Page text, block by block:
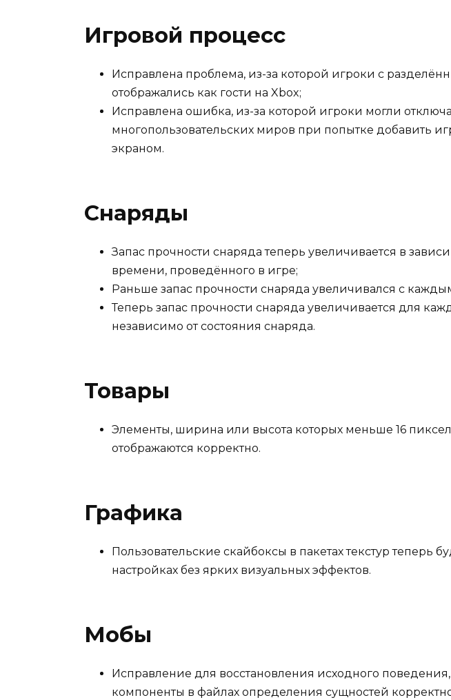
Игровой процесс
Исправлена проблема, из-за которой игроки с
отображались как гости на Xbox;
Исправлена ошибка, из-за которой игроки могли
многопользовательских миров при попытке добавить
экраном.
Снаряды
Запас прочности снаряда теперь увеличивается в
времени, проведённого в игре;
Раньше запас прочности снаряда увеличивался с
Теперь запас прочности снаряда увеличивается для
независимо от состояния снаряда.
Товары
Элементы, ширина или высота которых меньше 16
отображаются корректно.
Графика
Пользовательские скайбоксы в пакетах текстур теперь
настройках без ярких визуальных эффектов.
Мобы
Исправление для восстановления исходного
компоненты в файлах определения сущностей